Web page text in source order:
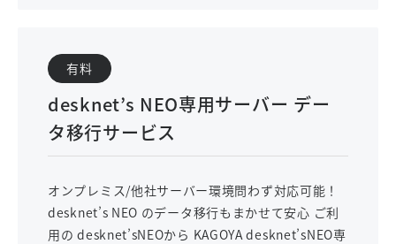
有料
desknet’s NEO専用サーバー デー
タ移行サービス
オンプレミス/他社サーバー環境問わず対応可能！
desknet’s NEO のデータ移行もまかせて安心 ご利
用の desknet’sNEOから KAGOYA desknet’sNEO専